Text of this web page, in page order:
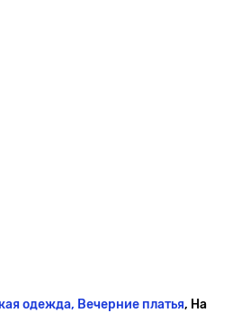
одежда, Вечерние платья, На